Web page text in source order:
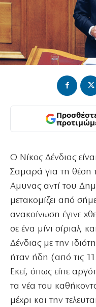
Ο Νίκος Δένδιας
Σαμαρά για τη θέση
Αμυνας αντί του
μετακομίζει από
ανακοίνωση έγινε
σε ένα μίνι σίριαλ,
Δένδιας με την
ήταν ήδη (από τις
Εκεί, όπως είπε
τα νέα του
μέχρι και την